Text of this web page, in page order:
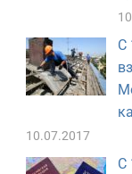
С
10.07.2017
С